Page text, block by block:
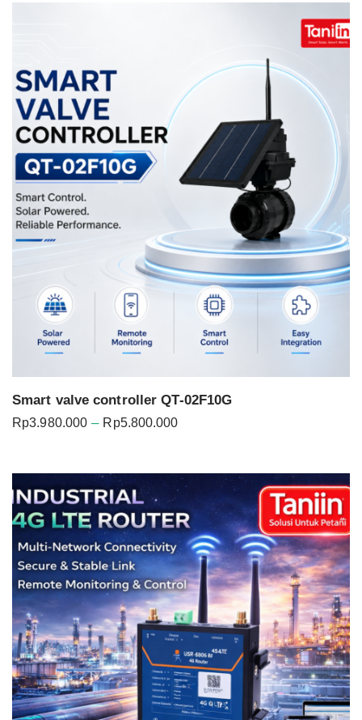
Smart valve controller QT-02F10G
Rp3.980.000 – Rp5.800.000Price
through
Rp5.800.000